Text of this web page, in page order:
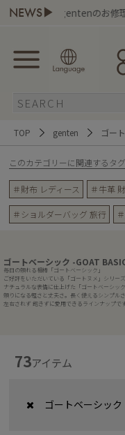
NEWS▶
のお修理について
TOP genten ゴー
このカテゴリーに関連するタグ
＃財布 レディース ＃牛革
＃ショルダーバッグ 旅行
ゴートベーシック -GOAT
毎日の頼れる相棒「ゴートベーシック」
ご好評をいただいている「ゴートヌメ」シリー
ナチュラルな表情に仕上げた「ゴートベーシック
頼りになる軽さと丈夫さ。長く使えるシンプル
左右されず 飽きずに愛用できるラインナップです
73アイテム
ゴートベーシック